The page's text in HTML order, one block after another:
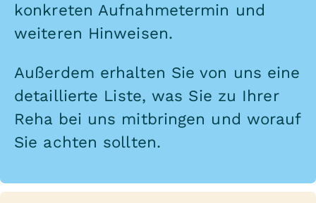
konkreten Aufnahmetermin und
weiteren Hinweisen.
Außerdem erhalten Sie von uns eine
detaillierte Liste, was Sie zu Ihrer
Reha bei uns mitbringen und worauf
Sie achten sollten.